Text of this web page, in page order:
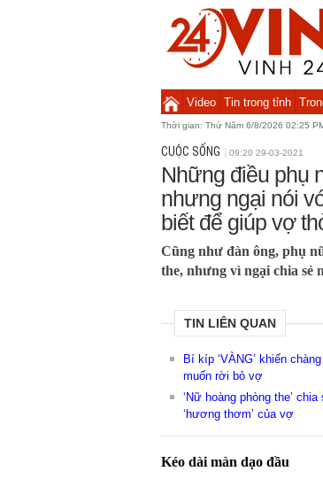
Video Tin trong tỉnh
Thời gian: Thứ Năm 6/8/2026 02:25
CUỘC SỐNG 09:20 29-03-2021
Những điều phụ
nhưng ngại nói
biết để giúp vợ
Cũng như đàn ông, phụ
the, nhưng vì ngại chia sẻ
TIN LIÊN QUAN
Bí kíp ‘VÀNG’ khiến
muốn rời bỏ vợ
‘Nữ hoàng phòng the’
‘hương thơm’ của vợ
Kéo dài màn dạo đầu